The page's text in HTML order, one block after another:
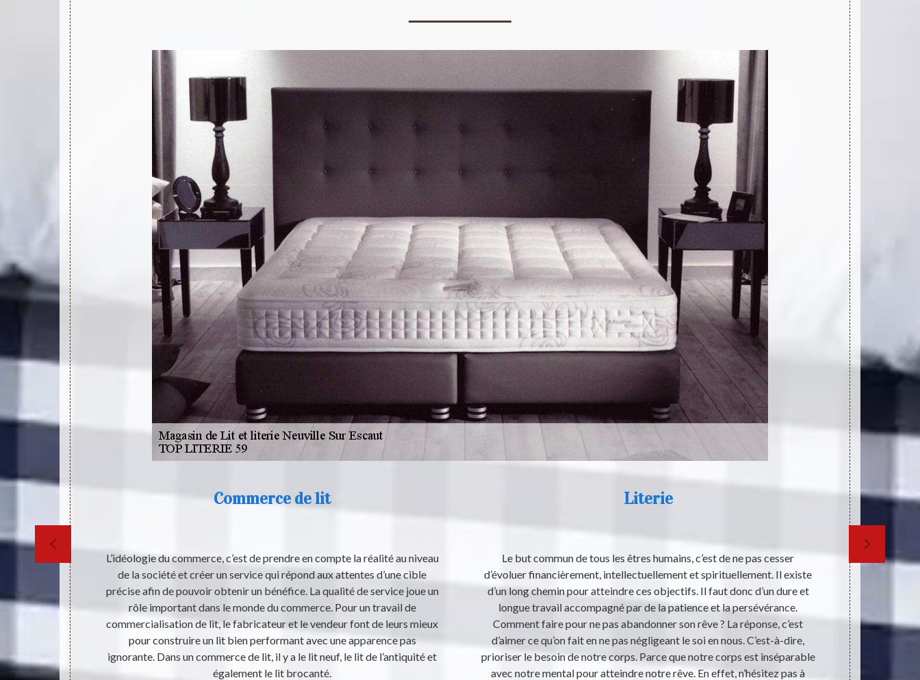
être changé
dans un
pour
Commerce de lit
L’idéologie du commerce, c’est de prendre en compte la réalité au niveau
de la société et créer un service qui répond aux attentes d’une cible
précise afin de pouvoir obtenir un bénéfice. La qualité de service joue un
rôle important dans le monde du commerce. Pour un travail de
commercialisation de lit, le fabricateur et le vendeur font de leurs mieux
pour construire un lit bien performant avec une apparence pas
ignorante. Dans un commerce de lit, il y a le lit neuf, le lit de l’antiquité et
également le lit brocanté.
Literie
Le but commun de tous les êtres humains, c’est de ne pas cesser
d’évoluer financièrement, intellectuellement et spirituellement. Il existe
d’un long chemin pour atteindre ces objectifs. Il faut donc d’un dure et
longue travail accompagné par de la patience et la persévérance.
Comment faire pour ne pas abandonner son rêve ? La réponse, c’est
d’aimer ce qu’on fait en ne pas négligeant le soi en nous. C’est-à-dire,
prioriser le besoin de notre corps. Parce que notre corps est inséparable
avec notre mental pour atteindre notre rêve. En effet, n’hésitez pas à
Les
dans le